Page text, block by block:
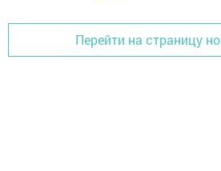
Перейти на страницу